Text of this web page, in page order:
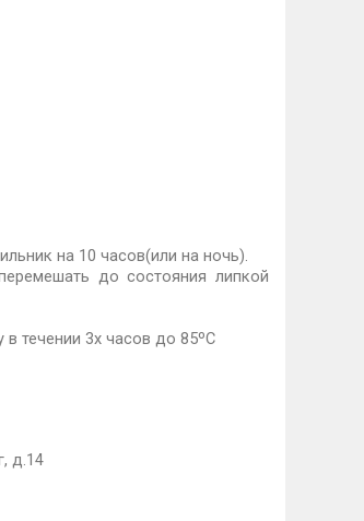
на 10 часов(или на ночь).
до состояния липкой
течении 3х часов до 85ºС
д.14